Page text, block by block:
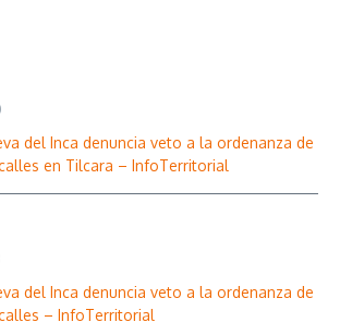
del Inca denuncia veto a la ordenanza de
en Tilcara – InfoTerritorial
del Inca denuncia veto a la ordenanza de
– InfoTerritorial